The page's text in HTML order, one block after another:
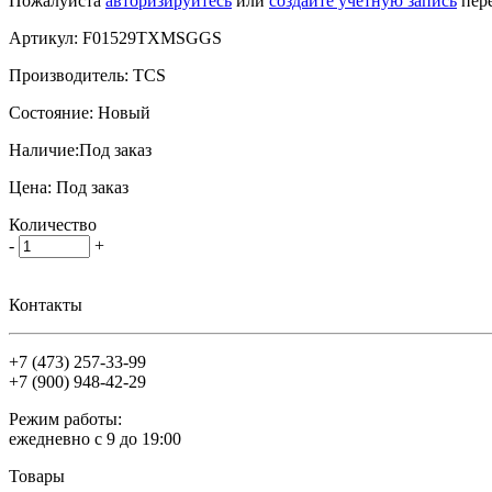
Артикул: F01529TXMSGGS
Производитель: TCS
Состояние: Новый
Наличие:Под заказ
Цена: Под заказ
Количество
-
+
Контакты
+7 (473) 257-33-99
+7 (900) 948-42-29
Режим работы:
ежедневно с 9 до 19:00
Товары